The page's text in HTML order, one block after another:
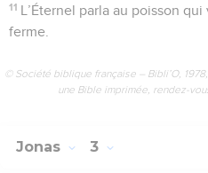
11 L’Éternel parla au poisson
ferme.
© Société biblique française – Bibli’O,
une Bible imprimée, rendez-
Jonas 3